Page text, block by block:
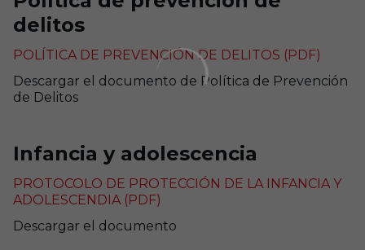
delitos
POLÍTICA DE PREVENCIÓN DE DELITOS (PDF)
Descargar el documento de Política de Prevención
de Delitos
Infancia y adolescencia
PROTOCOLO DE PROTECCIÓN DE LA INFANCIA Y
ADOLESCENDIA (PDF)
Descargar el documento